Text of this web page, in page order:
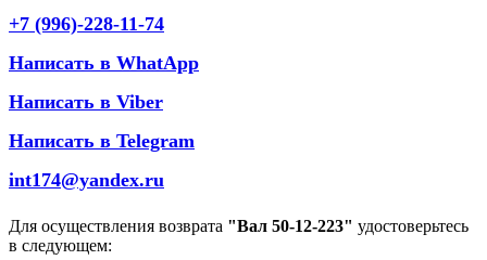
+7 (996)-228-11-74
Написать в WhatApp
Написать в Viber
Написать в Telegram
int174@yandex.ru
Для осуществления возврата "Вал 50-12-223" удостоверьтесь
в следующем: